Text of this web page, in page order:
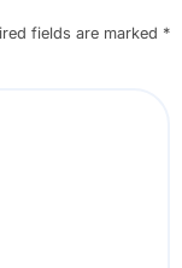
fields are marked *